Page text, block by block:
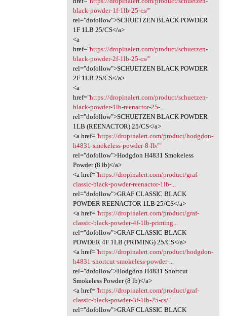
black-powder-1f-1lb-25-cs/"
rel="dofollow">SCHUETZEN BLACK POWDER
1F 1LB 25/CS</a>
<a
href="https://dropinalert.com/product/schuetzen-
black-powder-2f-1lb-25-cs/"
rel="dofollow">SCHUETZEN BLACK POWDER
2F 1LB 25/CS</a>
<a
href="https://dropinalert.com/product/schuetzen-
black-powder-1lb-reenactor-25-...
rel="dofollow">SCHUETZEN BLACK POWDER
1LB (REENACTOR) 25/CS</a>
<a href="https://dropinalert.com/product/hodgdon-
h4831-smokeless-powder-8-lb/"
rel="dofollow">Hodgdon H4831 Smokeless
Powder (8 lb)</a>
<a href="https://dropinalert.com/product/graf-
classic-black-powder-reenactor-1lb-...
rel="dofollow">GRAF CLASSIC BLACK
POWDER REENACTOR 1LB 25/CS</a>
<a href="https://dropinalert.com/product/graf-
classic-black-powder-4f-1lb-priming...
rel="dofollow">GRAF CLASSIC BLACK
POWDER 4F 1LB (PRIMING) 25/CS</a>
<a href="https://dropinalert.com/product/hodgdon-
h4831-shortcut-smokeless-powder-...
rel="dofollow">Hodgdon H4831 Shortcut
Smokeless Powder (8 lb)</a>
<a href="https://dropinalert.com/product/graf-
classic-black-powder-3f-1lb-25-cs/"
rel="dofollow">GRAF CLASSIC BLACK